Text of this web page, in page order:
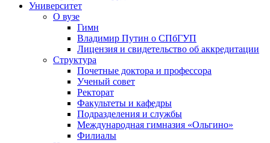
Университет
О вузе
Гимн
Владимир Путин о СПбГУП
Лицензия и свидетельство об аккредитации
Структура
Почетные доктора и профессора
Ученый совет
Ректорат
Факультеты и кафедры
Подразделения и службы
Международная гимназия «Ольгино»
Филиалы